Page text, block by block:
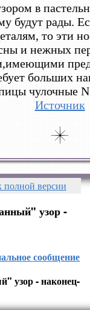
в
будут рады.
то эти
и нежных
больших
чулочные
Источник
полной версии
узор -
сообщение
узор - наконец-